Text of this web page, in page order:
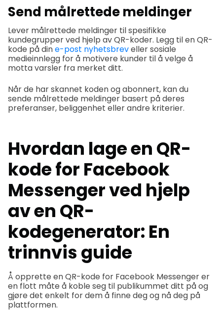
Send målrettede meldinger
Lever målrettede meldinger til spesifikke
kundegrupper ved hjelp av QR-koder. Legg til en QR-
kode på dine-post nyhetsbreveller sosiale
medieinnlegg for å motivere kunder til å velge å
motta varsler fra merket ditt.
Når de har skannet koden og abonnert, kan du
sende målrettede meldinger basert på deres
preferanser, beliggenhet eller andre kriterier.
Hvordan lage en QR-
kode for Facebook
Messenger ved hjelp
av en QR-
kodegenerator: En
trinnvis guide
Å opprette en QR-kode for Facebook Messenger er
en flott måte å koble seg til publikummet ditt på og
gjøre det enkelt for dem å finne deg og nå deg på
plattformen.